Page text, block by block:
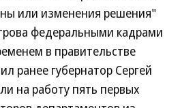
или изменения решения"
федеральными кадрами
в правительстве
ранее губернатор Сергей
на работу пять первых